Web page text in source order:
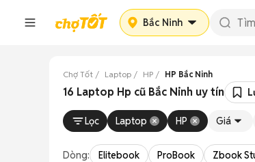
Bắc Ninh
Chợ Tốt Laptop HP HP Bắc Ninh
16 Laptop Hp cũ Bắc Ninh uy tín
Lọc Laptop HP Giá
Dòng: Elitebook ProBook Zbook